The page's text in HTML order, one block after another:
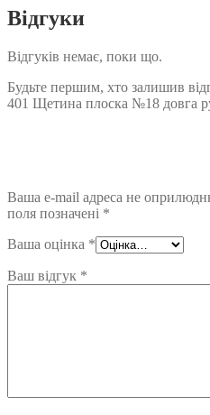
Відгуки
Відгуків немає, поки що.
Будьте першим, хто залишив
401 Щетина плоска №18 довга
Ваша e-mail адреса не
поля позначені *
Ваша оцінка *
Ваш відгук *